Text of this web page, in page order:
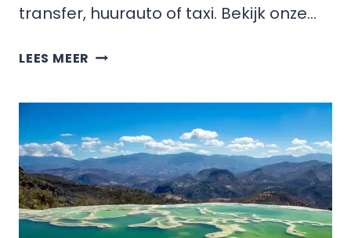
transfer, huurauto of taxi. Bekijk onze…
LEES MEER HOE
SAN
CRISTÓBAL
DE
LAS
CASAS